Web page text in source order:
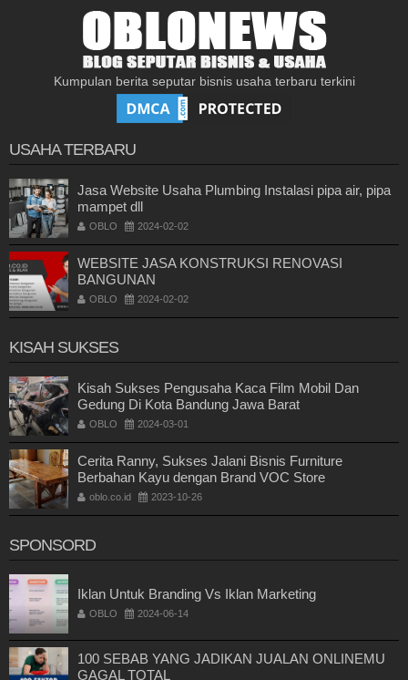
Kumpulan berita seputar bisnis usaha terbaru terkini
USAHA TERBARU
Jasa Website Usaha Plumbing Instalasi pipa air, pipa
mampet dll
OBLO 2024-02-02
WEBSITE JASA KONSTRUKSI RENOVASI
BANGUNAN
OBLO 2024-02-02
KISAH SUKSES
Kisah Sukses Pengusaha Kaca Film Mobil Dan
Gedung Di Kota Bandung Jawa Barat
OBLO 2024-03-01
Cerita Ranny, Sukses Jalani Bisnis Furniture
Berbahan Kayu dengan Brand VOC Store
oblo.co.id 2023-10-26
SPONSORD
Iklan Untuk Branding Vs Iklan Marketing
OBLO 2024-06-14
100 SEBAB YANG JADIKAN JUALAN ONLINEMU
GAGAL TOTAL